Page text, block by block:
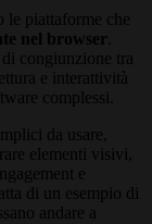
le piattaforme che
nel browser
congiunzione tra
e interattività
complessi.
da usare,
elementi visivi,
e
di un esempio di
andare a